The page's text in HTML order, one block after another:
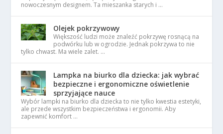
nowoczesnym designem. Ta mieszanka starych i …
Olejek pokrzywowy
Większość ludzi może znaleźć pokrzywę rosnącą na
podwórku lub w ogrodzie. Jednak pokrzywa to nie
tylko chwast. Ma wiele zalet. …
Lampka na biurko dla dziecka: jak wybrać
bezpieczne i ergonomiczne oświetlenie
sprzyjające nauce
Wybór lampki na biurko dla dziecka to nie tylko kwestia estetyki,
ale przede wszystkim bezpieczeństwa i ergonomii. Aby
zapewnić komfort …